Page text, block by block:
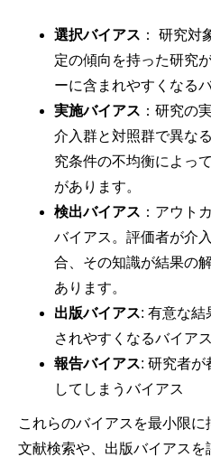
選択バイアス ： 研究対
定の傾向を持った研究
ーに含まれやすくなるバ
実施バイアス ：研究の
介入群と対照群で異な
究条件の不均衡によっ
があります。
検出バイアス ：アウト
バイアス。評価者が介
合、その知識が結果の
あります。
出版バイアス: 有意な結
されやすくなるバイアス
報告バイアス: 研究者が
してしまうバイアス
これらのバイアスを最小限
文献検索や、出版バイアス